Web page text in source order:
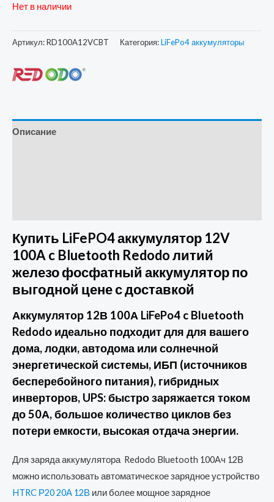
Нет в наличии
Артикул:RD100A12VCBT Категория:LiFePo4 аккумуляторы
Описание
Купить LiFePO4 аккумулятор 12V
100A c Bluetooth Redodo литий
железо фосфатный аккумулятор по
выгодной цене с доставкой
Аккумулятор 12В 100А LiFePo4 c Bluetooth
Redodo идеально подходитдля для вашего
дома, лодки, автодома или солнечной
энергетической системы, ИБП (источников
бесперебойного питания), гибридных
инверторов, UPS: быстро заряжается током
до 50А, большое количество циклов без
потери емкости, высокая отдача энергии.
Для заряда аккумулятора Redodo Bluetooth 100Ач 12В
можно использовать автоматическое зарядное устройство
HTRC Р20 20А 12В или более мощное зарядное